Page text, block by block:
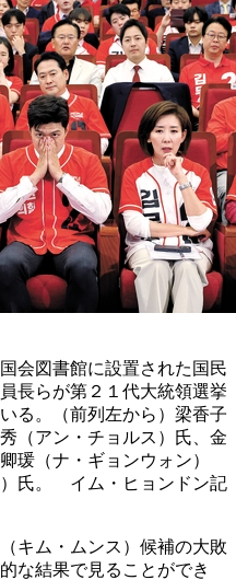
会図書館に設置された国民
長らが第２１代大統領選挙
る。（前列左から）梁香子
（アン・チョルス）氏、金
瑗（ナ・ギョンウォン）
氏。 イム・ヒョンドン記
キム・ムンス）候補の大敗
な結果で見ることができ